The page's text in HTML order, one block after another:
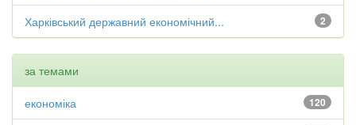
2
Харківський державний економічний...
за темами
120
економіка